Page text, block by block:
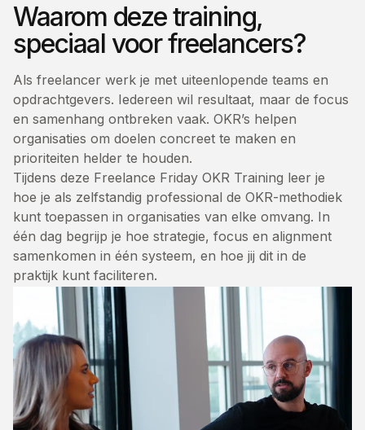
Waarom deze training,
speciaal voor freelancers?
Als freelancer werk je met uiteenlopende teams en
opdrachtgevers. Iedereen wil resultaat, maar de focus
en samenhang ontbreken vaak. OKR’s helpen
organisaties om doelen concreet te maken en
prioriteiten helder te houden.
Tijdens deze Freelance Friday OKR Training leer je
hoe je als zelfstandig professional de OKR-methodiek
kunt toepassen in organisaties van elke omvang. In
één dag begrijp je hoe strategie, focus en alignment
samenkomen in één systeem, en hoe jij dit in de
praktijk kunt faciliteren.